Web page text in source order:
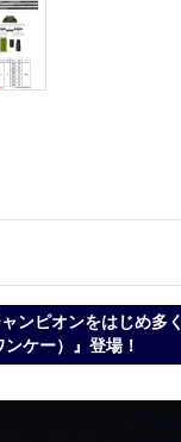
ャンピオンをはじめ
ケー）』登場！